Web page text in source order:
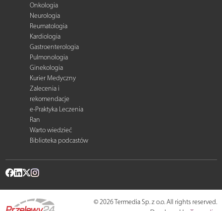
Onkologia
Neurologia
Reumatologia
Kardiologia
Gastroenterologia
Pulmonologia
Ginekologia
Kurier Medyczny
Zalecenia i
rekomendacje
e-Praktyka Leczenia
Ran
Warto wiedzieć
Biblioteka podcastów
© 2026 Termedia Sp. z o.o. All rights reserved.